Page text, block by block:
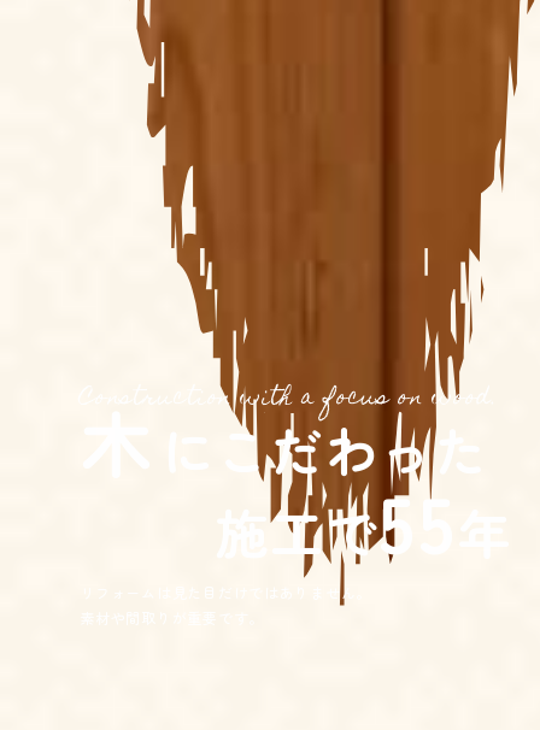
Construction with a focus on wood.
にこだわった
施工で55
リフォームは見た目だけではありません。